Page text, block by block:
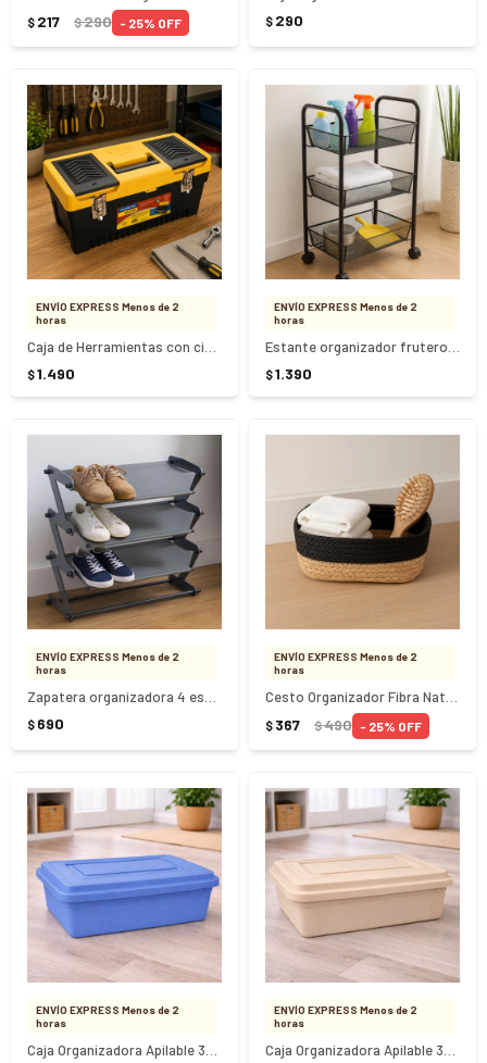
$ 217 $290 25 $ 290
ENVÍO EXPRESS Menos de 2
horas
$1.490
ENVÍO EXPRESS Menos de 2
horas
$1.390
ENVÍO EXPRESS Menos de 2
horas
$ 690
ENVÍO EXPRESS Menos de 2
horas
$ 367 $490 25
ENVÍO EXPRESS Menos de 2
horas
ENVÍO EXPRESS Menos de 2
horas